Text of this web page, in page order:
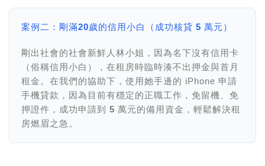
案例二：剛滿20歲的信用小白（成功核貸 5 萬元）
剛出社會的社會新鮮人林小姐，因為名下沒有信用卡
（俗稱信用小白），在租房時臨時湊不出押金與首月
租金。在我們的協助下，使用她手邊的 iPhone 申請
手機貸款，因為目前有穩定的正職工作， 免留機、免
押證件，成功申請到 5 萬元的備用資金，輕鬆解決租
房燃眉之急。